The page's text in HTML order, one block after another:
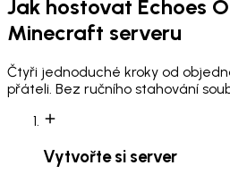
Jak hostovat Echoes
Minecraft serveru
Čtyři jednoduché kroky od
přáteli. Bez ručního stahování
Vytvořte si server